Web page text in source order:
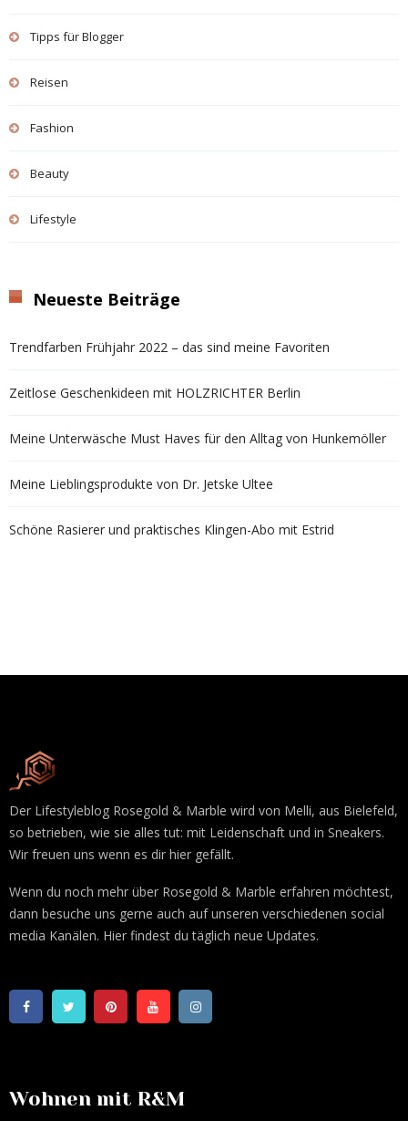
Tipps für Blogger
Reisen
Fashion
Beauty
Lifestyle
Neueste Beiträge
Trendfarben Frühjahr 2022 – das sind meine Favoriten
Zeitlose Geschenkideen mit HOLZRICHTER Berlin
Meine Unterwäsche Must Haves für den Alltag von Hunkemöller
Meine Lieblingsprodukte von Dr. Jetske Ultee
Schöne Rasierer und praktisches Klingen-Abo mit Estrid
Der Lifestyleblog Rosegold & Marble wird von Melli, aus Bielefeld,
so betrieben, wie sie alles tut: mit Leidenschaft und in Sneakers.
Wir freuen uns wenn es dir hier gefällt.
Wenn du noch mehr über Rosegold & Marble erfahren möchtest,
dann besuche uns gerne auch auf unseren verschiedenen social
media Kanälen. Hier findest du täglich neue Updates.
Wohnen mit R&M